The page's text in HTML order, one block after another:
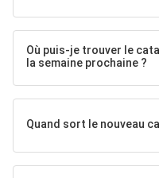
Où puis-je trouver le
la semaine prochaine ?
Quand sort le nouveau